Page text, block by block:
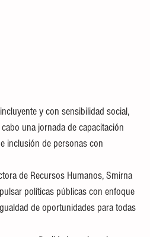
y con sensibilidad social,
una jornada de capacitación
inclusión de personas con
de Recursos Humanos, Smirna
políticas públicas con enfoque
de oportunidades para todas